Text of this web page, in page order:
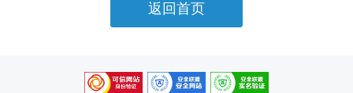
返回首页